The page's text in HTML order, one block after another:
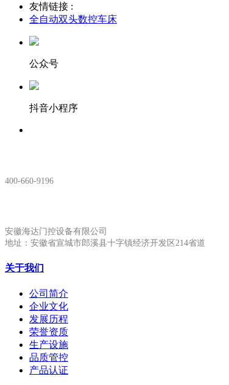
友情链接 :
全自动双头数控车床
公众号
抖音小程序
400-660-9196
安徽海达门控设备有限公司
地址：安徽省宣城市郎溪县十字镇经济开发区214省道
关于我们
公司简介
企业文化
发展历程
荣誉资质
生产设施
品质管控
产品认证